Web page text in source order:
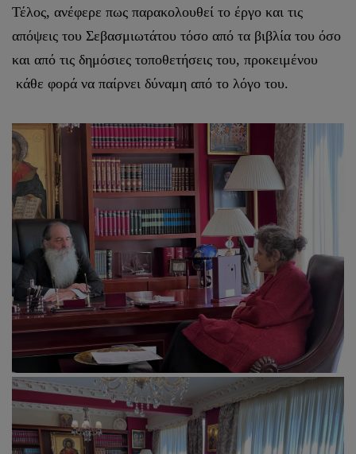
Τέλος, ανέφερε πως παρακολουθεί το έργο και τις
απόψεις του Σεβασμιωτάτου τόσο από τα βιβλία του όσο
και από τις δημόσιες τοποθετήσεις του, προκειμένου
κάθε φορά να παίρνει δύναμη από το λόγο του.